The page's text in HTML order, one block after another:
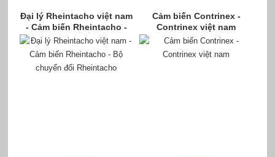
Đại lý Rheintacho việt nam
- Cảm biến Rheintacho -
Bộ chuyển đổi Rheintacho
Cảm biến Contrinex -
Contrinex việt nam